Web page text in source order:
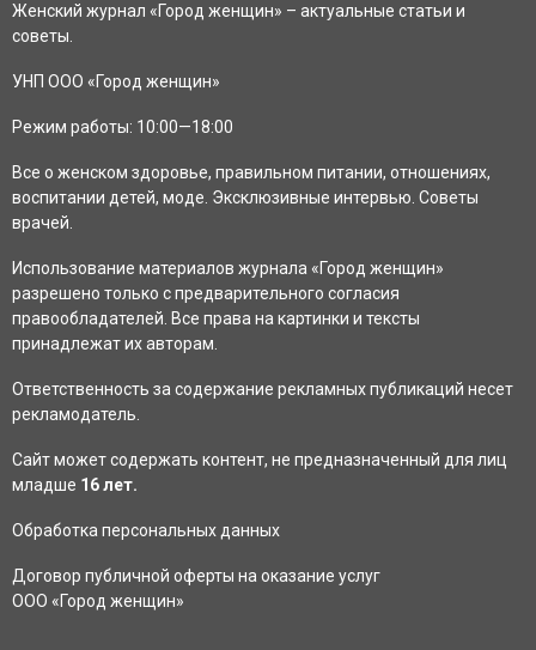
f
o
r
Женский журнал «Город женщин» – актуальные статьи и
советы.
УНП ООО «Город женщин»
Режим работы: 10:00—18:00
Все о женском здоровье, правильном питании, отношениях,
воспитании детей, моде. Эксклюзивные интервью. Советы
врачей.
Использование материалов журнала «Город женщин»
разрешено только с предварительного согласия
правообладателей. Все права на картинки и тексты
принадлежат их авторам.
Ответственность за содержание рекламных публикаций несет
рекламодатель.
Сайт может содержать контент, не предназначенный для лиц
младше 16 лет.
Обработка персональных данных
Договор публичной оферты на оказание услуг
ООО «Город женщин»